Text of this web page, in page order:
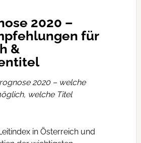
2020 –
für
&
2020 – welche
welche Titel
in Österreich und